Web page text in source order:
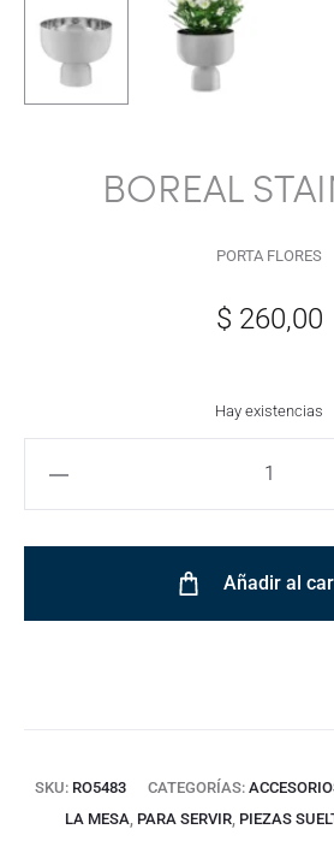
BOREAL
PORTA FLORES
$ 260,00
Hay existencias
Añadir al
SKU: RO5483 CATEGORÍAS:
LA MESA PARA SERVIR PIEZAS